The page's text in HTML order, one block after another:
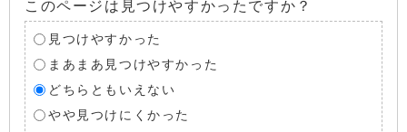
このページは見つけやすかったですか？
見つけやすかった
まあまあ見つけやすかった
どちらともいえない
やや見つけにくかった